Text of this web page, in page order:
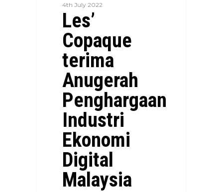
4th July 2022
Les’
Copaque
terima
Anugerah
Penghargaan
Industri
Ekonomi
Digital
Malaysia